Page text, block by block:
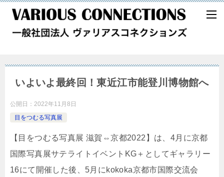
いよいよ最終回！東近江市能登川博物館へ
公開日： 2022年11月8日
目をつむる写真展
【目をつむる写真展 滋賀⇔京都2022】は、4月に京都
国際写真展サテライトイベントKG＋としてギャラリー
16にて開催した後、5月にkokoka京都市国際交流会